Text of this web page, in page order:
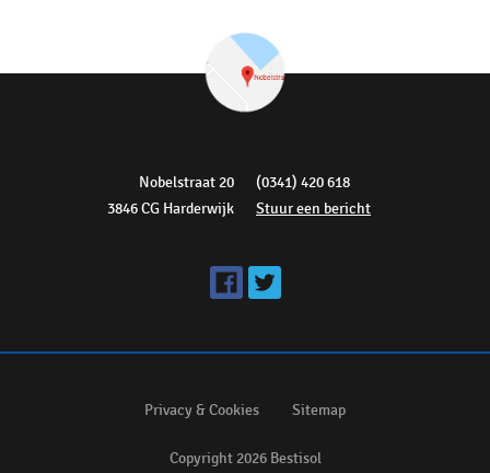
Nobelstraat 20
3846 CG Harderwijk
(0341) 420 618
Stuur een bericht
Copyright 2026 Bestisol
Privacy & Cookies Sitemap